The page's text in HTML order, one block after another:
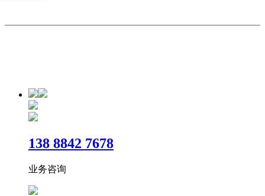
​138 8842 7678
业务咨询